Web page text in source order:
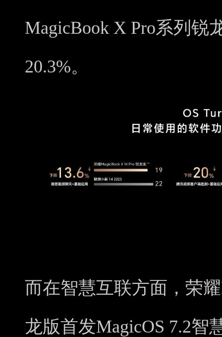
MagicBook X Pro系列锐
20.3%。
而在智慧互联方面，荣
龙版首发MagicOS 7.2智